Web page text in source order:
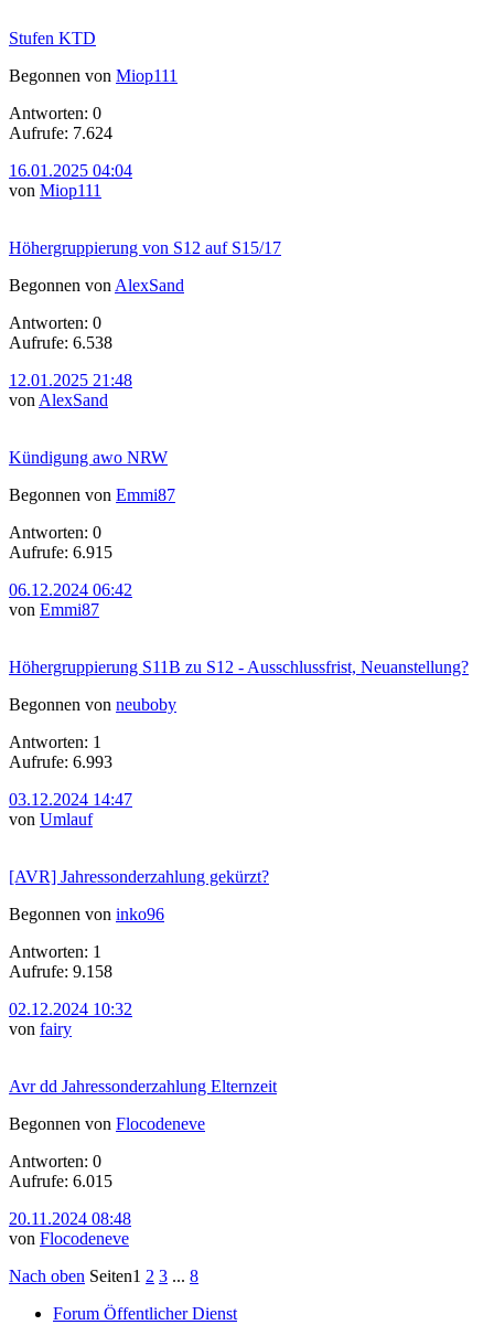
Stufen KTD
Begonnen von Miop111
Antworten: 0
Aufrufe: 7.624
16.01.2025 04:04
von Miop111
Höhergruppierung von S12 auf S15/17
Begonnen von AlexSand
Antworten: 0
Aufrufe: 6.538
12.01.2025 21:48
von AlexSand
Kündigung awo NRW
Begonnen von Emmi87
Antworten: 0
Aufrufe: 6.915
06.12.2024 06:42
von Emmi87
Höhergruppierung S11B zu S12 - Ausschlussfrist, Neuanstellung?
Begonnen von neuboby
Antworten: 1
Aufrufe: 6.993
03.12.2024 14:47
von Umlauf
[AVR] Jahressonderzahlung gekürzt?
Begonnen von inko96
Antworten: 1
Aufrufe: 9.158
02.12.2024 10:32
von fairy
Avr dd Jahressonderzahlung Elternzeit
Begonnen von Flocodeneve
Antworten: 0
Aufrufe: 6.015
20.11.2024 08:48
von Flocodeneve
Nach oben Seiten1 2 3 ... 8
Forum Öffentlicher Dienst